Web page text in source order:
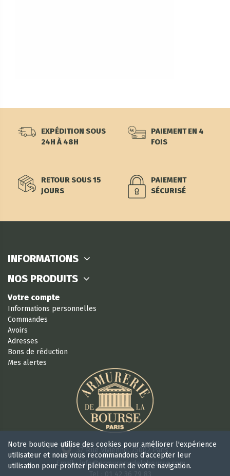
EXPÉDITION SOUS
24H À 48H
PAIEMENT EN 4
FOIS
RETOUR SOUS 15
JOURS
PAIEMENT
SÉCURISÉ
INFORMATIONS
NOS PRODUITS
Votre compte
Informations personnelles
Commandes
Avoirs
Adresses
Bons de réduction
Mes alertes
37 Rue Vivienne, 75002 Paris
Email : info@armureriedelabourse.com
Notre boutique utilise des cookies pour améliorer l'expérience
utilisateur et nous vous recommandons d'accepter leur
utilisation pour profiter pleinement de votre navigation.